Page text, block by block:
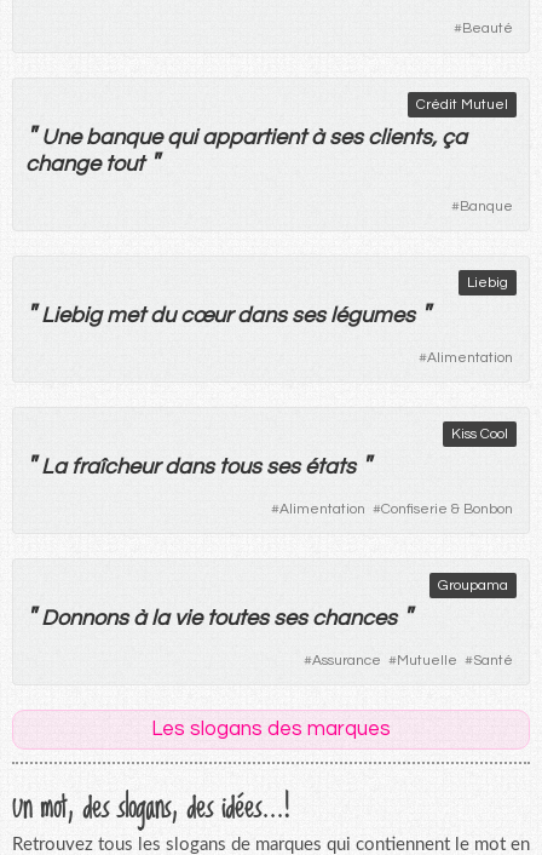
#Beauté
Crédit Mutuel
" Une banque qui appartient à ses clients, ça
change tout "
#Banque
Liebig
"Liebigmet ducœurdans ses légumes "
#Alimentation
Kiss Cool
" La fraîcheur dans tous ses états "
#Alimentation #Confiserie & Bonbon
Groupama
" Donnons à la vie toutes ses chances "
#Assurance #Mutuelle #Santé
Les slogans des marques
Un mot, des slogans, des idées...!
Retrouvez tous les slogans de marques qui contiennent le mot en